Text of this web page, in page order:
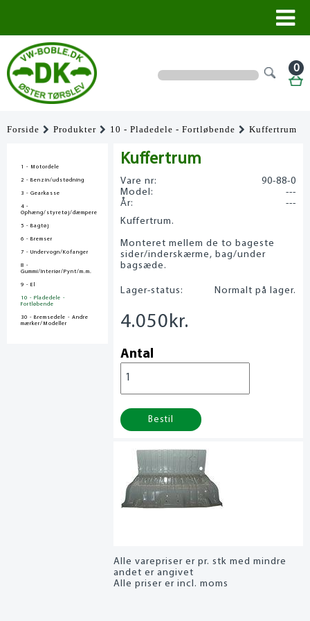
0
Forside Produkter 10 - Pladedele - Fortløbende Kuffertrum
1 - Motordele
2 - Benzin/udstødning
3 - Gearkasse
4 -
Ophæng/styretøj/dæmpere
5 - Bagtøj
6 - Bremser
7 - Undervogn/Kofanger
8 -
Gummi/Interiør/Pynt/m.m.
9 - El
10 - Pladedele -
Fortløbende
30 - Bremsedele - Andre
mærker/Modeller
Kuffertrum
Vare nr:
90-88-0
Model:
---
År:
---
Kuffertrum.
Monteret mellem de to bageste
sider/inderskærme, bag/under
bagsæde.
Lager-status: Normalt på lager.
4.050 kr.
Antal
Bestil
Alle varepriser er pr. stk med mindre
andet er angivet
Alle priser er incl. moms